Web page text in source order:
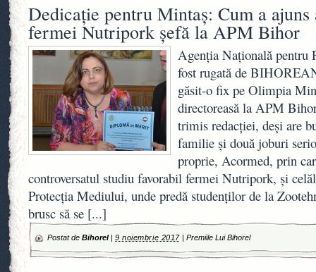
Dedicaţie pentru Mintaş: Cum a ajuns
fermei Nutripork șefă la APM Bihor
Agenţia Naţională pentru
fost rugată de
găsit-o fix pe Olimpia
directoreasă la APM
trimis redacţiei, deşi are
familie şi două joburi
proprie, Acormed, prin
controversatul studiu favorabil fermei Nutripork, şi
Protecţia Mediului, unde predă studenţilor de la
brusc să se [...]
Postat de Bihorel| 9 noiembrie 2017| Premiile Lui Bihorel